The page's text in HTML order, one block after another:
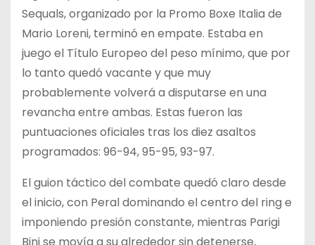
Sequals, organizado por la Promo Boxe Italia de
Mario Loreni, terminó en empate. Estaba en
juego el Título Europeo del peso mínimo, que por
lo tanto quedó vacante y que muy
probablemente volverá a disputarse en una
revancha entre ambas. Estas fueron las
puntuaciones oficiales tras los diez asaltos
programados: 96-94, 95-95, 93-97.
El guion táctico del combate quedó claro desde
el inicio, con Peral dominando el centro del ring e
imponiendo presión constante, mientras Parigi
Bini se movía a su alrededor sin detenerse,